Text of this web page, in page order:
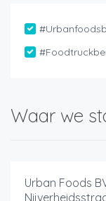
Waar we
Urban Foods